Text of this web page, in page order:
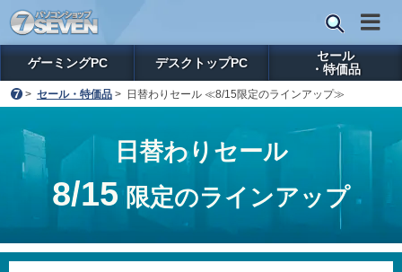
ゲーミングPC デスクトップPC
セール
・特価品
> セール・特価品> 日替わりセール ≪8/15限定のラインアップ≫
日替わりセール
8/15 限定のラインアップ